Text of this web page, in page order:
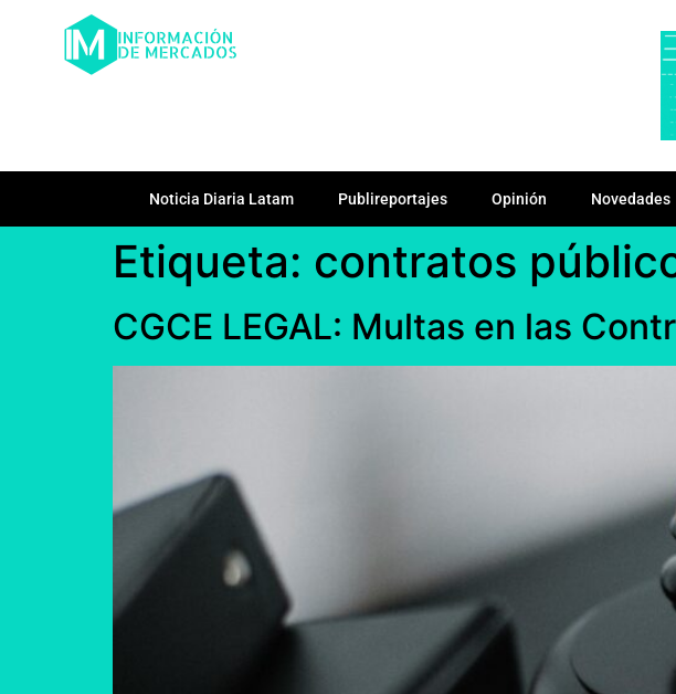
Noticia Diaria Latam Publireportajes Opinión Novedades
Etiqueta: contratos
CGCE LEGAL: Multas en las